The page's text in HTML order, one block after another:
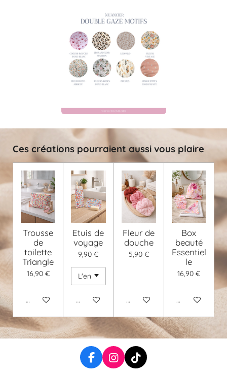
Ces créations pourraient aussi vous plaire
Trousse
de
toilette
Triangle
16,90 €
Voir les détails
Etuis de
voyage
9,90 €
Voir les détails
Fleur de
douche
5,90 €
Voir les détails
Box
beauté
Essentiel
le
16,90 €
Voir les détails
F
I
T